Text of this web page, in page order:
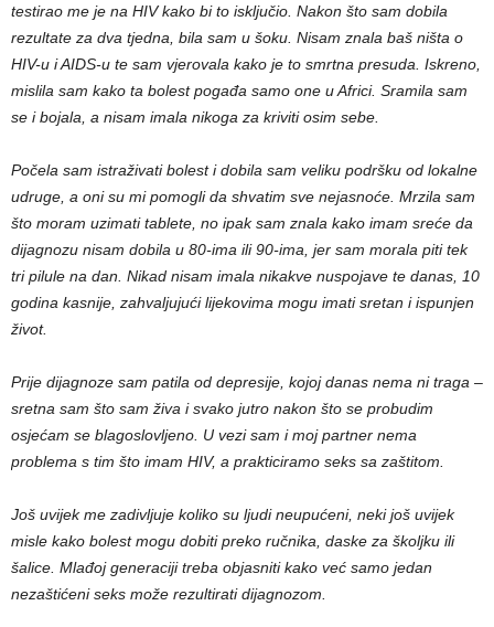
testirao me je na HIV kako bi to isključio. Nakon što sam dobila
rezultate za dva tjedna, bila sam u šoku. Nisam znala baš ništa o
HIV-u i AIDS-u te sam vjerovala kako je to smrtna presuda. Iskreno,
mislila sam kako ta bolest pogađa samo one u Africi. Sramila sam
se i bojala, a nisam imala nikoga za kriviti osim sebe.
Počela sam istraživati bolest i dobila sam veliku podršku od lokalne
udruge, a oni su mi pomogli da shvatim sve nejasnoće. Mrzila sam
što moram uzimati tablete, no ipak sam znala kako imam sreće da
dijagnozu nisam dobila u 80-ima ili 90-ima, jer sam morala piti tek
tri pilule na dan. Nikad nisam imala nikakve nuspojave te danas, 10
godina kasnije, zahvaljujući lijekovima mogu imati sretan i ispunjen
život.
Prije dijagnoze sam patila od depresije, kojoj danas nema ni traga –
sretna sam što sam živa i svako jutro nakon što se probudim
osjećam se blagoslovljeno. U vezi sam i moj partner nema
problema s tim što imam HIV, a prakticiramo seks sa zaštitom.
Još uvijek me zadivljuje koliko su ljudi neupućeni, neki još uvijek
misle kako bolest mogu dobiti preko ručnika, daske za školjku ili
šalice. Mlađoj generaciji treba objasniti kako već samo jedan
nezaštićeni seks može rezultirati dijagnozom.